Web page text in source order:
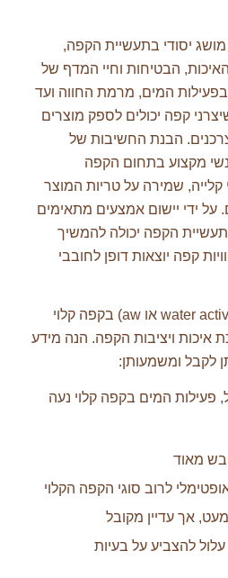
יסודי בתעשיית הקפה,
הבטיחות וחיי המדף של
המים, מרמת החווה ועד
קפה יכולים לספק מוצרים
הבנת החשיבות של
מקצוע בתחום הקפה
קלייה, שמירה על טריות המוצר
על ידי יישום אמצעים מתאימים
הקפה יכולה להמשיך
קפה יוצאות דופן לחובבי
מדידת פעילות המים (water activity או aw) בקפה קלוי
איכות ויציבות הקפה. הנה מידע
לקבל ומשמעותן:
פעילות המים בקפה קלוי נעה